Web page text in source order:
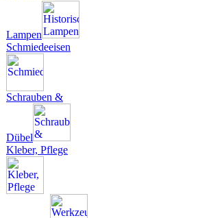
Lampen
Schmiedeeisen
Schrauben &
Dübel
Kleber, Pflege